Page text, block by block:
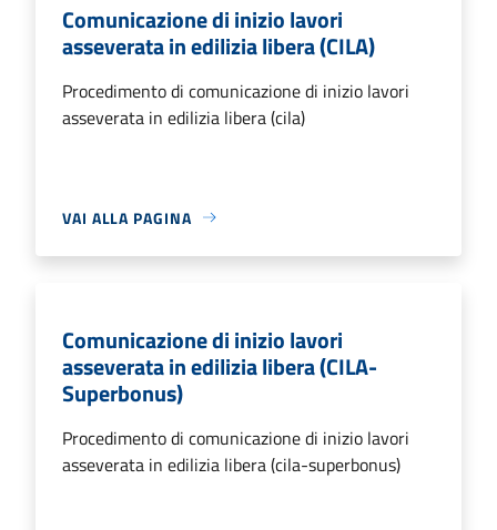
Comunicazione di inizio lavori
asseverata in edilizia libera (CILA)
Procedimento di comunicazione di inizio lavori
asseverata in edilizia libera (cila)
VAI ALLA PAGINA
Comunicazione di inizio lavori
asseverata in edilizia libera (CILA-
Superbonus)
Procedimento di comunicazione di inizio lavori
asseverata in edilizia libera (cila-superbonus)